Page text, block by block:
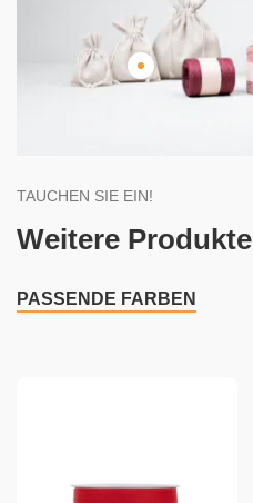
TAUCHEN SIE EIN!
Weitere Produkte
PASSENDE FARBEN